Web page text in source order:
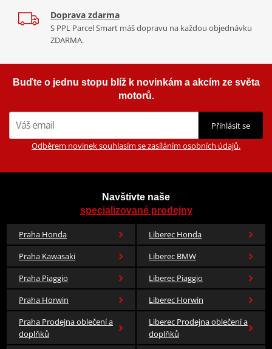
Doprava zdarma
S PPL Parcel Smart máš dopravu na každou objednávku
ZDARMA.
Buďte o jednu stopu blíž k novinkám a akcím ze světa
motorů.
Přihlásit se
Odběrem novinek souhlasím se zasíláním osobních údajů.
Navštivte naše
specializované prodejny
Praha Honda
Liberec Honda
Praha Kawasaki
Liberec BMW
Praha Piaggio
Liberec Piaggio
Praha Horwin
Liberec Horwin
Praha Prodejna oblečení a
doplňků
Liberec Prodejna oblečení a
doplňků